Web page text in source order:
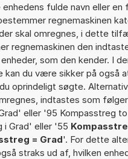
enhedens fulde navn eller en
regnemaskinen
skal omregnes, i dette
regnemaskinen den
som den kender. I
kan du være sikker på også
oprindeligt søgte.
indtastes som
eller '95 Kompasstreg
i Grad' eller '55
= Grad'. For dette
straks ud af, hvilken